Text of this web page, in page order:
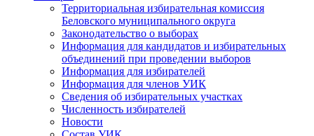
Территориальная избирательная комиссия
Беловского муниципального округа
Законодательство о выборах
Информация для кандидатов и избирательных
объединений при проведении выборов
Информация для избирателей
Информация для членов УИК
Сведения об избирательных участках
Численность избирателей
Новости